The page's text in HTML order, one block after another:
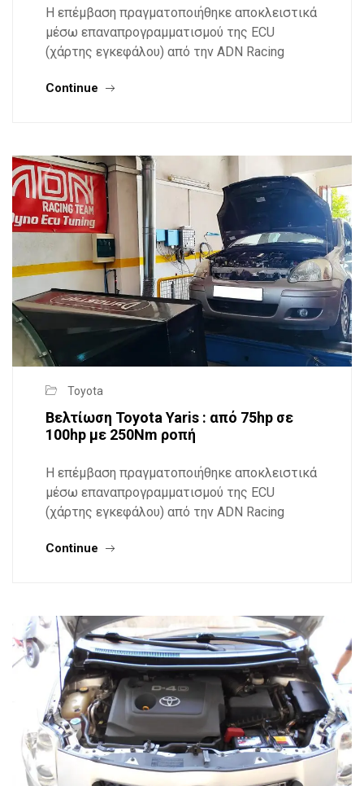
Η επέμβαση πραγματοποιήθηκε αποκλειστικά
μέσω επαναπρογραμματισμού της ECU
(χάρτης εγκεφάλου) από την ADN Racing
Continue
Toyota
Βελτίωση Toyota Yaris : από 75hp σε
100hp με 250Nm ροπή
Η επέμβαση πραγματοποιήθηκε αποκλειστικά
μέσω επαναπρογραμματισμού της ECU
(χάρτης εγκεφάλου) από την ADN Racing
Continue